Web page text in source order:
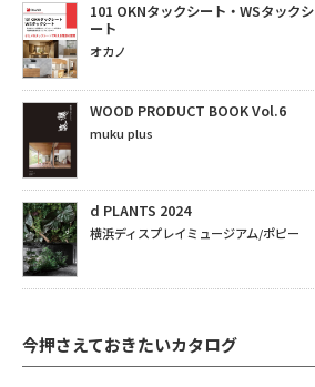
101 OKNタックシート・WSタックシ
ート
オカノ
WOOD PRODUCT BOOK Vol.6
muku plus
d PLANTS 2024
横浜ディスプレイミュージアム/ポピー
今押さえておきたいカタログ